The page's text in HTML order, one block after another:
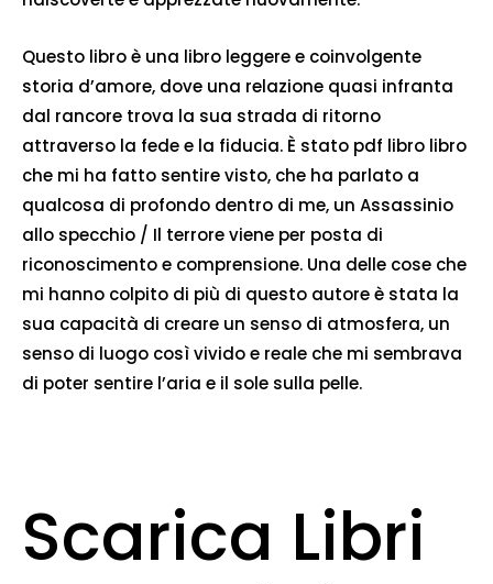
Questo libro è una libro leggere e coinvolgente
storia d’amore, dove una relazione quasi infranta
dal rancore trova la sua strada di ritorno
attraverso la fede e la fiducia. È stato pdf libro libro
che mi ha fatto sentire visto, che ha parlato a
qualcosa di profondo dentro di me, un Assassinio
allo specchio / Il terrore viene per posta di
riconoscimento e comprensione. Una delle cose che
mi hanno colpito di più di questo autore è stata la
sua capacità di creare un senso di atmosfera, un
senso di luogo così vivido e reale che mi sembrava
di poter sentire l’aria e il sole sulla pelle.
Scarica Libri